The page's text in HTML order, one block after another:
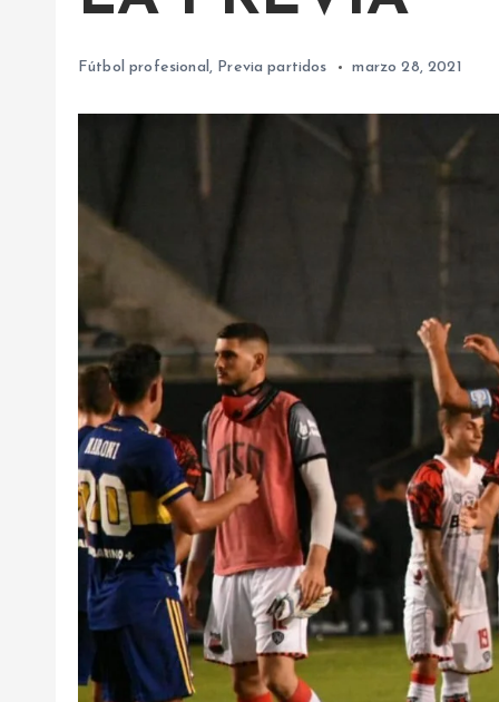
Fútbol profesional, Previa partidos marzo 28, 2021